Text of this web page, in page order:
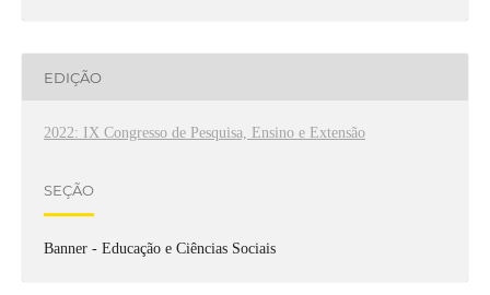
EDIÇÃO
2022: IX Congresso de Pesquisa, Ensino e Extensão
SEÇÃO
Banner - Educação e Ciências Sociais